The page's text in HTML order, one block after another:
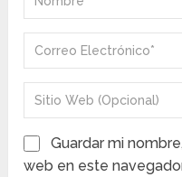
Guardar mi
web en este